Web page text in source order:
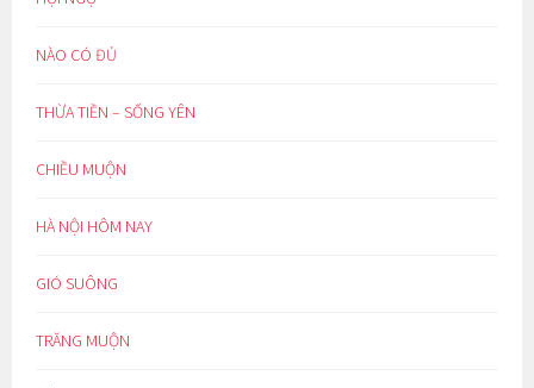
NÀO CÓ ĐỦ
THỪA TIỀN – SỐNG YÊN
CHIỀU MUỘN
HÀ NỘI HÔM NAY
GIÓ SUÔNG
TRĂNG MUỘN